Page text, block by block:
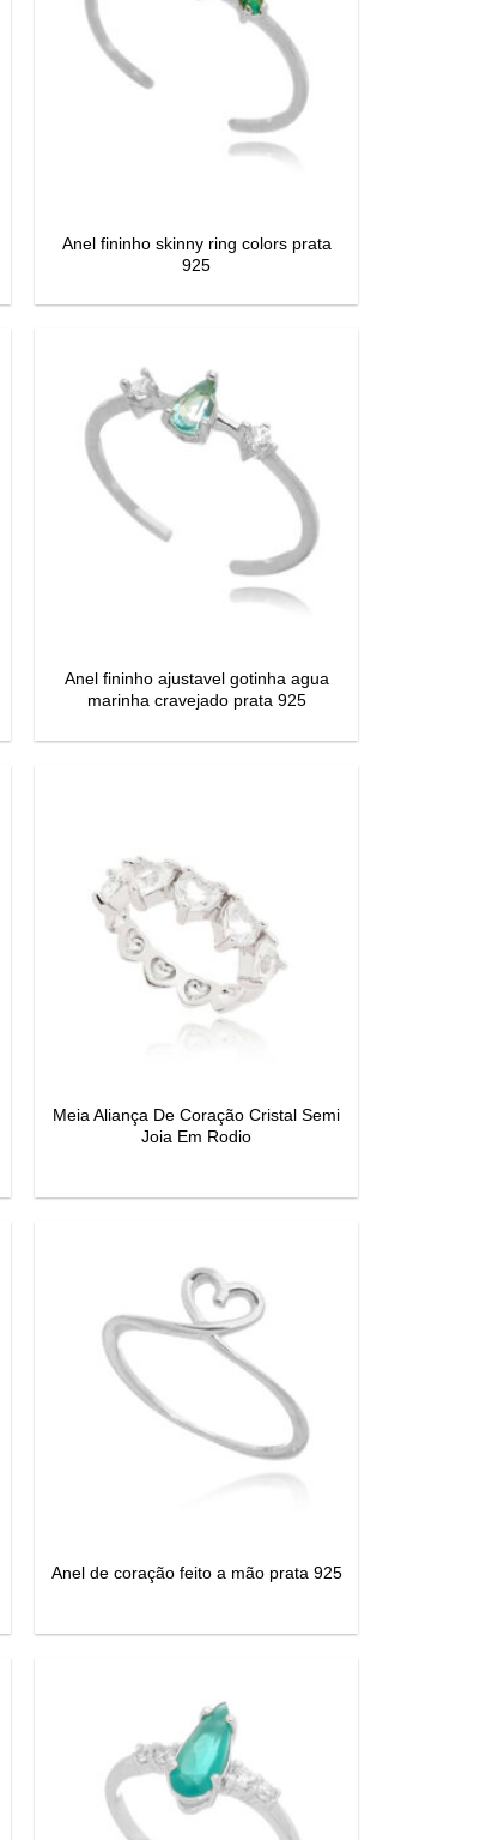
Anel fininho skinny ring colors prata
925
Anel fininho ajustavel gotinha agua
marinha cravejado prata 925
Meia Aliança De Coração Cristal Semi
Joia Em Rodio
Anel de coração feito a mão prata 925